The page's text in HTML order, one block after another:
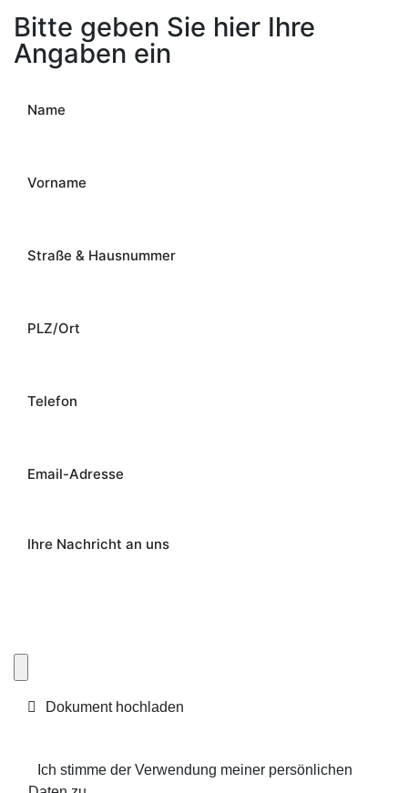
Bitte geben Sie hier Ihre
Angaben ein
Dokument hochladen
Ich stimme der Verwendung meiner persönlichen